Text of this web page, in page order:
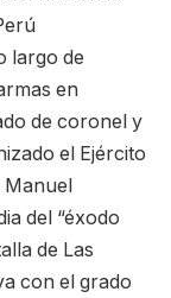
largo de
en
de coronel y
el Ejército
del “éxodo
de Las
con el grado